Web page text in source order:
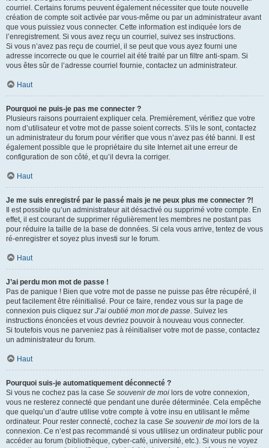
courriel. Certains forums peuvent également nécessiter que toute nouvelle
création de compte soit activée par vous-même ou par un administrateur avant
que vous puissiez vous connecter. Cette information est indiquée lors de
l’enregistrement. Si vous avez reçu un courriel, suivez ses instructions.
Si vous n’avez pas reçu de courriel, il se peut que vous ayez fourni une
adresse incorrecte ou que le courriel ait été traité par un filtre anti-spam. Si
vous êtes sûr de l’adresse courriel fournie, contactez un administrateur.
Haut
Pourquoi ne puis-je pas me connecter ?
Plusieurs raisons pourraient expliquer cela. Premièrement, vérifiez que votre
nom d’utilisateur et votre mot de passe soient corrects. S’ils le sont, contactez
un administrateur du forum pour vérifier que vous n’avez pas été banni. Il est
également possible que le propriétaire du site Internet ait une erreur de
configuration de son côté, et qu’il devra la corriger.
Haut
Je me suis enregistré par le passé mais je ne peux plus me connecter ?!
Il est possible qu’un administrateur ait désactivé ou supprimé votre compte. En
effet, il est courant de supprimer régulièrement les membres ne postant pas
pour réduire la taille de la base de données. Si cela vous arrive, tentez de vous
ré-enregistrer et soyez plus investi sur le forum.
Haut
J’ai perdu mon mot de passe !
Pas de panique ! Bien que votre mot de passe ne puisse pas être récupéré, il
peut facilement être réinitialisé. Pour ce faire, rendez vous sur la page de
connexion puis cliquez sur J’ai oublié mon mot de passe. Suivez les
instructions énoncées et vous devriez pouvoir à nouveau vous connecter.
Si toutefois vous ne parveniez pas à réinitialiser votre mot de passe, contactez
un administrateur du forum.
Haut
Pourquoi suis-je automatiquement déconnecté ?
Si vous ne cochez pas la case Se souvenir de moi lors de votre connexion,
vous ne resterez connecté que pendant une durée déterminée. Cela empêche
que quelqu’un d’autre utilise votre compte à votre insu en utilisant le même
ordinateur. Pour rester connecté, cochez la case Se souvenir de moi lors de la
connexion. Ce n’est pas recommandé si vous utilisez un ordinateur public pour
accéder au forum (bibliothèque, cyber-café, université, etc.). Si vous ne voyez